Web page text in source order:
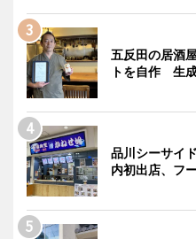
五反田の居酒
トを自作 生
品川シーサイ
内初出店、フ